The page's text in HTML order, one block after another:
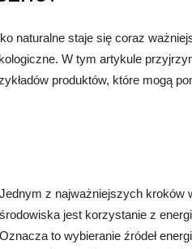
naturalne staje się coraz
W tym artykule
produktów, które mogą
Jednym z najważniejszych kroków
środowiska jest korzystanie z
Oznacza to wybieranie źródeł